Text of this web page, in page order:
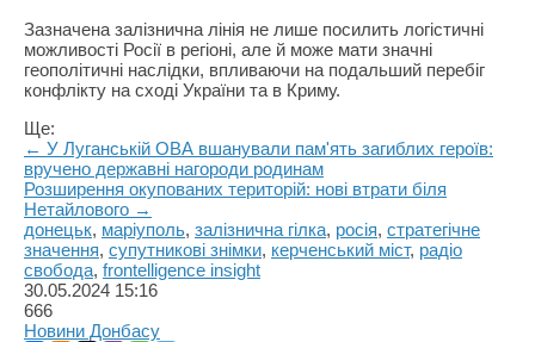
Зазначена залізнична лінія не лише посилить логістичні
можливості Росії в регіоні, але й може мати значні
геополітичні наслідки, впливаючи на подальший перебіг
конфлікту на сході України та в Криму.
Ще:
← У Луганській ОВА вшанували пам'ять загиблих героїв:
вручено державні нагороди родинам
Розширення окупованих територій: нові втрати біля
Нетайлового →
донецьк, маріуполь, залізнична гілка, росія, стратегічне
значення, супутникові знімки, керченський міст, радіо
свобода, frontelligence insight
30.05.2024 15:16
666
Новини Донбасу